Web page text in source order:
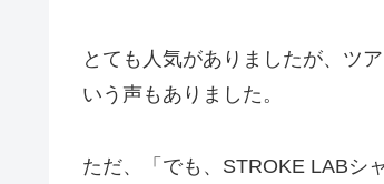
とても人気がありましたが、ツ
いう声もありました。
ただ、「でも、STROKE LABシ